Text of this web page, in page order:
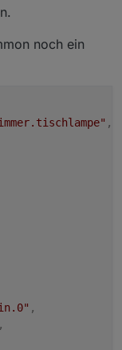
noch ein
,
,
,